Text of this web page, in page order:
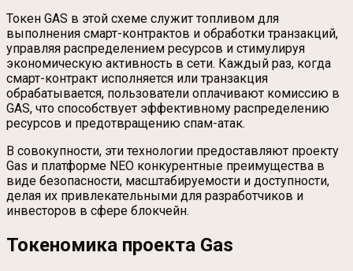
Токен GAS в этой схеме служит топливом для
выполнения смарт-контрактов и обработки транзакций,
управляя распределением ресурсов и стимулируя
экономическую активность в сети. Каждый раз, когда
смарт-контракт исполняется или транзакция
обрабатывается, пользователи оплачивают комиссию в
GAS, что способствует эффективному распределению
ресурсов и предотвращению спам-атак.
В совокупности, эти технологии предоставляют проекту
Gas и платформе NEO конкурентные преимущества в
виде безопасности, масштабируемости и доступности,
делая их привлекательными для разработчиков и
инвесторов в сфере блокчейн.
Токеномика проекта Gas